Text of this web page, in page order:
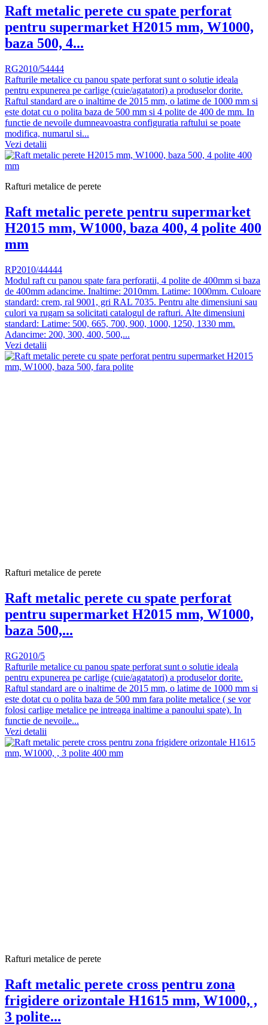
Raft metalic perete cu spate perforat
pentru supermarket H2015 mm, W1000,
baza 500, 4...
RG2010/54444
Rafturile metalice cu panou spate perforat sunt o solutie ideala
pentru expunerea pe carlige (cuie/agatatori) a produselor dorite.
Raftul standard are o inaltime de 2015 mm, o latime de 1000 mm si
este dotat cu o polita baza de 500 mm si 4 polite de 400 de mm. In
functie de nevoile dumneavoastra configuratia raftului se poate
modifica, numarul si...
Vezi detalii
Rafturi metalice de perete
Raft metalic perete pentru supermarket
H2015 mm, W1000, baza 400, 4 polite 400
mm
RP2010/44444
Modul raft cu panou spate fara perforatii, 4 polite de 400mm si baza
de 400mm adancime. Inaltime: 2010mm. Latime: 1000mm. Culoare
standard: crem, ral 9001, gri RAL 7035. Pentru alte dimensiuni sau
culori va rugam sa solicitati catalogul de rafturi. Alte dimensiuni
standard: Latime: 500, 665, 700, 900, 1000, 1250, 1330 mm.
Adancime: 200, 300, 400, 500,...
Vezi detalii
Rafturi metalice de perete
Raft metalic perete cu spate perforat
pentru supermarket H2015 mm, W1000,
baza 500,...
RG2010/5
Rafturile metalice cu panou spate perforat sunt o solutie ideala
pentru expunerea pe carlige (cuie/agatatori) a produselor dorite.
Raftul standard are o inaltime de 2015 mm, o latime de 1000 mm si
este dotat cu o polita baza de 500 mm fara polite metalice ( se vor
folosi carlige metalice pe intreaga inaltime a panoului spate). In
functie de nevoile...
Vezi detalii
Rafturi metalice de perete
Raft metalic perete cross pentru zona
frigidere orizontale H1615 mm, W1000, ,
3 polite...